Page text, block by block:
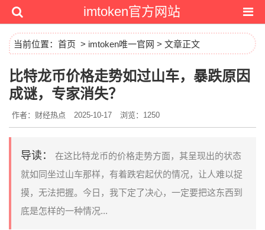
imtoken官方网站
当前位置： 首页 > imtoken唯一官网 > 文章正文
比特龙币价格走势如过山车，暴跌原因
成谜，专家消失？
作者：财经热点 2025-10-17 浏览：1250
导读：
在这比特龙币的价格走势方面，其呈现出的状态
就如同坐过山车那样，有着跌宕起伏的情况，让人难以捉
摸，无法把握。今日，我下定了决心，一定要把这东西到
底是怎样的一种情况...